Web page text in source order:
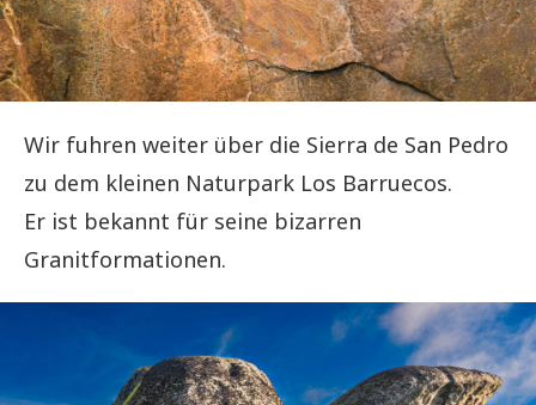
Wir fuhren weiter über die Sierra de San Pedro
zu dem kleinen Naturpark Los Barruecos.
Er ist bekannt für seine bizarren
Granitformationen.